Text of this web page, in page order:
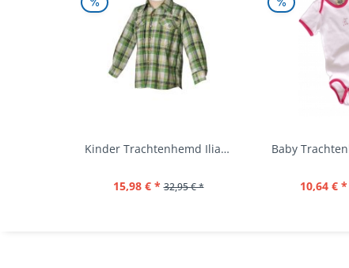
Kinder Trachtenhemd Ilias giftgrün langarm...
15,98 € * 32,95 € * 10,64 € *